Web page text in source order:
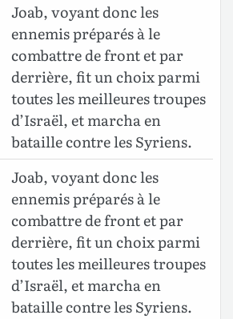
Joab, voyant donc les
ennemis préparés à le
combattre de front et par
derrière, fit un choix parmi
toutes les meilleures troupes
d’Israël, et marcha en
bataille contre les Syriens.
Joab, voyant donc les
ennemis préparés à le
combattre de front et par
derrière, fit un choix parmi
toutes les meilleures troupes
d’Israël, et marcha en
bataille contre les Syriens.